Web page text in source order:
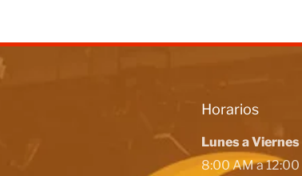
Horarios
Lunes a Viernes
8:00 AM a 12:00